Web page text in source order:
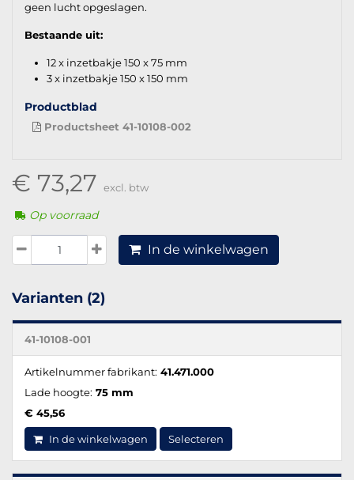
geen lucht opgeslagen.
Bestaande uit:
12 x inzetbakje 150 x 75 mm
3 x inzetbakje 150 x 150 mm
Productblad
Productsheet 41-10108-002
€ 73,27 excl. btw
Op voorraad
In de winkelwagen
Varianten (2)
41-10108-001
Artikelnummer fabrikant: 41.471.000
Lade hoogte: 75 mm
€ 45,56
In de winkelwagen Selecteren